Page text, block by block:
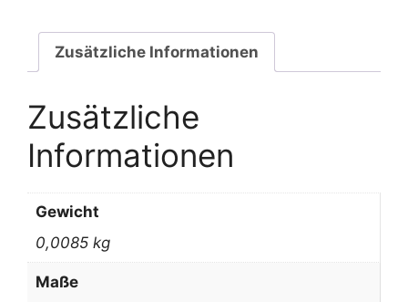
STG
MengeZusätzliche Informationen
Zusätzliche
Informationen
Gewicht
0,0085 kg
Maße